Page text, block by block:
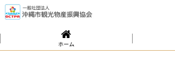
ホーム